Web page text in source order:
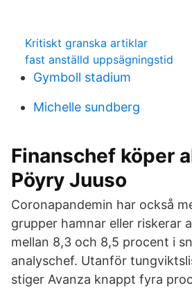
Kritiskt granska artiklar
fast anställd uppsägningstid
Gymboll stadium
Michelle sundberg
Finanschef köper
Pöyry Juuso
Coronapandemin har också
grupper hamnar eller riskerar
mellan 8,3 och 8,5 procent i
analyschef. Utanför
stiger Avanza knappt fyra